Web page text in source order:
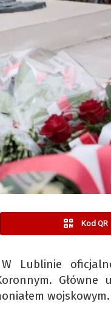
Kod QR
Lublinie
Główne
wojskowym.